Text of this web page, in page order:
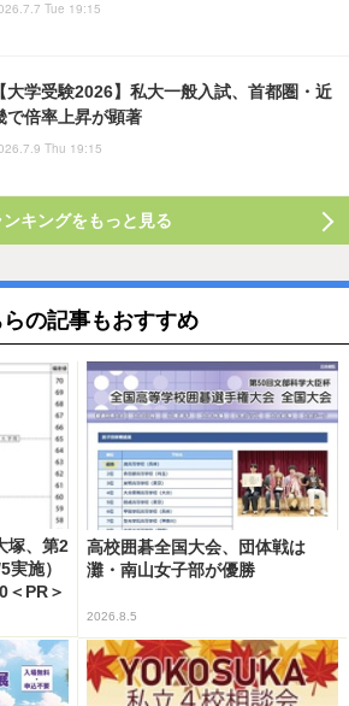
Tue 19:15
【大学受験2026】私大一般入試、首都圏・近
で倍率上昇が顕著
Thu 19:15
ンキングをもっと見る
らの記事もおすすめ
塚、第2
施）
PR＞
高校囲碁全国大会、団体戦は
灘・南山女子部が優勝
2026.8.5